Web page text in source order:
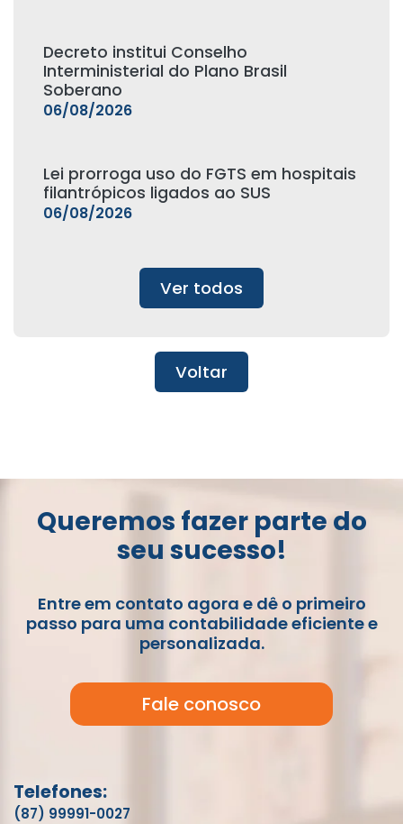
Decreto institui Conselho
Interministerial do Plano Brasil
Soberano
06/08/2026
Lei prorroga uso do FGTS em hospitais
filantrópicos ligados ao SUS
06/08/2026
Ver todos
Voltar
Queremos fazer parte do
seu sucesso!
Entre em contato agora e dê o primeiro
passo para uma contabilidade eficiente e
personalizada.
Fale conosco
Telefones:
(87) 99991-0027